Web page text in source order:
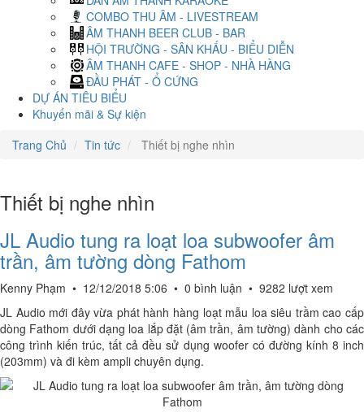
COMBO THU ÂM - LIVESTREAM
ÂM THANH BEER CLUB - BAR
HỘI TRƯỜNG - SÂN KHẤU - BIỂU DIỄN
ÂM THANH CAFE - SHOP - NHÀ HÀNG
ĐẦU PHÁT - Ổ CỨNG
DỰ ÁN TIÊU BIỂU
Khuyến mãi & Sự kiện
Trang Chủ
Tin tức Thiết bị nghe nhìn
Thiết bị nghe nhìn
JL Audio tung ra loạt loa subwoofer âm
trần, âm tường dòng Fathom
Kenny Phạm • 12/12/2018 5:06 • 0 bình luận • 9282 lượt xem
JL Audio mới đây vừa phát hành hàng loạt mẫu loa siêu trầm cao cấp
dòng Fathom dưới dạng loa lắp đặt (âm trần, âm tường) dành cho các
công trình kiến trúc, tất cả đều sử dụng woofer có đường kính 8 inch
(203mm) và đi kèm ampli chuyên dụng.